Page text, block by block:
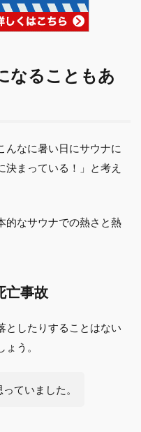
なることもあ
んなに暑い日にサウナに
決まっている！」と考え
的なサウナでの熱さと熱
亡事故
としたりすることはない
う。
ていました。